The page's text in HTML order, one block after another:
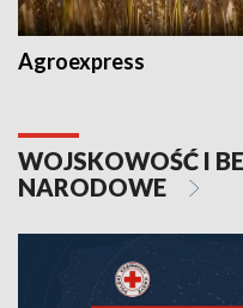
Agroexpress
WOJSKOWOŚĆ I
NARODOWE